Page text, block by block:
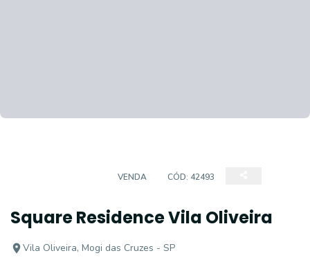
VENDA CÓD: 42493
Square Residence Vila Oliveira
Vila Oliveira, Mogi das Cruzes - SP